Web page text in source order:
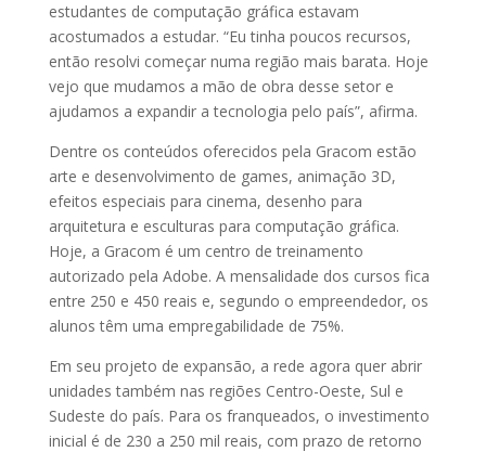
estudantes de computação gráfica estavam
acostumados a estudar. “Eu tinha poucos recursos,
então resolvi começar numa região mais barata. Hoje
vejo que mudamos a mão de obra desse setor e
ajudamos a expandir a tecnologia pelo país”, afirma.
Dentre os conteúdos oferecidos pela Gracom estão
arte e desenvolvimento de games, animação 3D,
efeitos especiais para cinema, desenho para
arquitetura e esculturas para computação gráfica.
Hoje, a Gracom é um centro de treinamento
autorizado pela Adobe. A mensalidade dos cursos fica
entre 250 e 450 reais e, segundo o empreendedor, os
alunos têm uma empregabilidade de 75%.
Em seu projeto de expansão, a rede agora quer abrir
unidades também nas regiões Centro-Oeste, Sul e
Sudeste do país. Para os franqueados, o investimento
inicial é de 230 a 250 mil reais, com prazo de retorno